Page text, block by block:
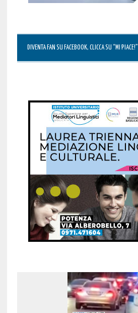
DIVENTA FAN SU FACEBOOK, CLICCA SU “MI PIACE!”